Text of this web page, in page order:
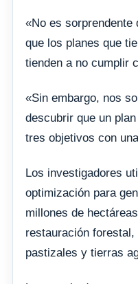
«No es sorprendente
que los planes que
tienden a no cumplir
«Sin embargo, nos
descubrir que un plan
tres objetivos con
Los investigadores
optimización para
millones de
restauración
pastizales y tierras